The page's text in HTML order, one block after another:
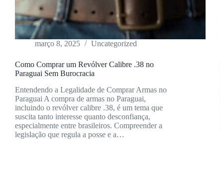
março 8, 2025 Uncategorized
Como Comprar um Revólver Calibre .38 no
Paraguai Sem Burocracia
Entendendo a Legalidade de Comprar Armas no
Paraguai A compra de armas no Paraguai,
incluindo o revólver calibre .38, é um tema que
suscita tanto interesse quanto desconfiança,
especialmente entre brasileiros. Compreender a
legislação que regula a posse e a…